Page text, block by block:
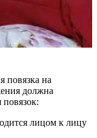
повязка на
должна
лицом к лицу